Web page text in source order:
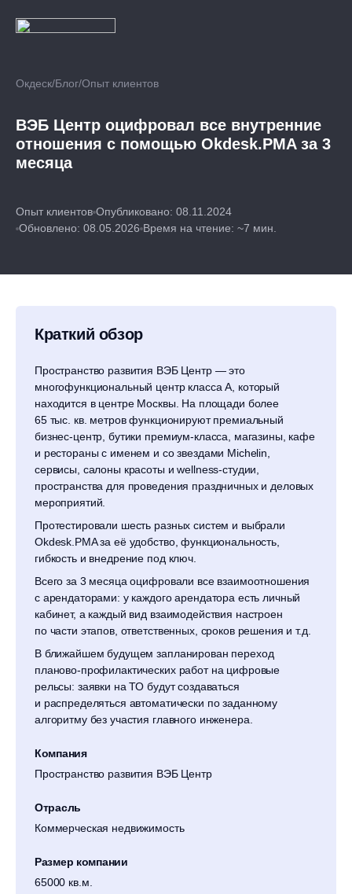
Окдеск/Блог/Опыт клиентов
ВЭБ Центр оцифровал все внутренние
отношения с помощью Okdesk.PMA за 3
месяца
Опыт клиентов Опубликовано: 08.11.2024
Обновлено: 08.05.2026 Время на чтение: ~7 мин.
Краткий обзор
Пространство развития ВЭБ Центр — это
многофункциональный центр класса А, который
находится в центре Москвы. На площади более
65 тыс. кв. метров функционируют премиальный
бизнес-центр, бутики премиум-класса, магазины, кафе
и рестораны с именем и со звездами Michelin,
сервисы, салоны красоты и wellness-студии,
пространства для проведения праздничных и деловых
мероприятий.
Протестировали шесть разных систем и выбрали
Okdesk.PMA за её удобство, функциональность,
гибкость и внедрение под ключ.
Всего за 3 месяца оцифровали все взаимоотношения
с арендаторами: у каждого арендатора есть личный
кабинет, а каждый вид взаимодействия настроен
по части этапов, ответственных, сроков решения и т.д.
В ближайшем будущем запланирован переход
планово-профилактических работ на цифровые
рельсы: заявки на ТО будут создаваться
и распределяться автоматически по заданному
алгоритму без участия главного инженера.
Компания
Пространство развития ВЭБ Центр
Отрасль
Коммерческая недвижимость
Размер компании
65000 кв.м.